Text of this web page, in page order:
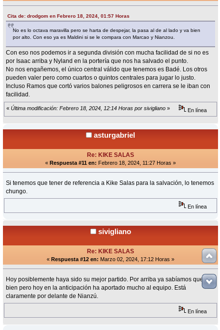
Cita de: drodgom en Febrero 18, 2024, 01:57 Horas
No es lo octava maravilla pero se harta de despejar, la pasa al de al lado y va bien
por alto. Con eso ya es Maldini si se le compara con Marcao y Nianzou.
Con eso nos podemos ir a segunda división con mucha facilidad de si no es
por Isaac arriba y Nyland en la portería que nos ha salvado el punto.
No nos engañemos, el único central válido que tenemos es Badé. Los otros
pueden valer pero como cuartos o quintos centrales para jugar lo justo.
Incluso Ramos que cortó varios balones peligrosos en carrera se le iban con
facilidad.
« Última modificación: Febrero 18, 2024, 12:14 Horas por sivigliano » En línea
asturgabriel
Re: KIKE SALAS
« Respuesta #11 en: Febrero 18, 2024, 11:27 Horas »
Si tenemos que tener de referencia a Kike Salas para la salvación, lo tenemos
chungo.
En línea
sivigliano
Re: KIKE SALAS
« Respuesta #12 en: Marzo 02, 2024, 17:12 Horas »
Hoy posiblemente haya sido su mejor partido. Por arriba ya sabíamos que iba
bien pero hoy en la anticipación ha aportado mucho al equipo. Está
claramente por delante de Nianzú.
En línea